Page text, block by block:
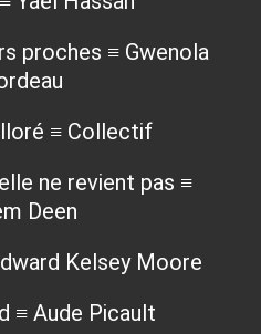
proches ≡ Gwenola
≡ Collectif
ne revient pas ≡
Deen
Kelsey Moore
≡ Aude Picault